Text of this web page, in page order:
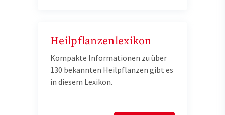
Heilpflanzenlexikon
Kompakte Informationen zu über
130 bekannten Heilpflanzen gibt es
in diesem Lexikon.